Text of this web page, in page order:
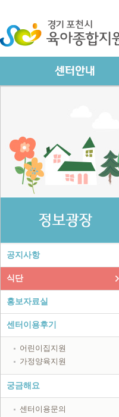
공지사항
식단
홍보자료실
센터이용후기
어린이집지원
가정양육지원
궁금해요
센터이용문의